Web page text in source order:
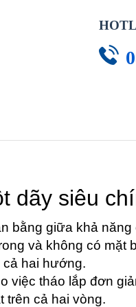
dãy siêu
bằng giữa khả
và không có mặt
hai hướng.
việc tháo lắp đơn
trên cả hai vòng.